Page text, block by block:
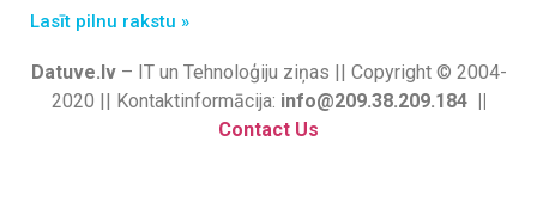
Lasīt pilnu rakstu »
Datuve.lv– IT un Tehnoloģiju ziņas || Copyright © 2004-
2020 || Kontaktinformācija: info@209.38.209.184 ||
Contact Us